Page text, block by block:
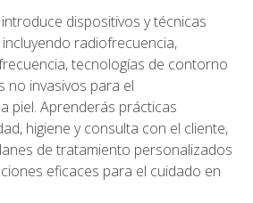
dispositivos y técnicas
radiofrecuencia,
tecnologías de contorno
invasivos para el
piel. Aprenderás prácticas
higiene y consulta con el cliente,
de tratamiento personalizados
eficaces para el cuidado en